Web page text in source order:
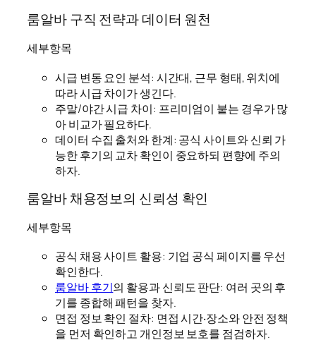
룸알바 구직 전략과 데이터 원천
세부항목
시급 변동 요인 분석: 시간대, 근무 형태, 위치에
따라 시급 차이가 생긴다.
주말/야간 시급 차이: 프리미엄이 붙는 경우가 많
아 비교가 필요하다.
데이터 수집 출처와 한계: 공식 사이트와 신뢰 가
능한 후기의 교차 확인이 중요하되 편향에 주의
하자.
룸알바 채용정보의 신뢰성 확인
세부항목
공식 채용 사이트 활용: 기업 공식 페이지를 우선
확인한다.
룸알바 후기의 활용과 신뢰도 판단: 여러 곳의 후
기를 종합해 패턴을 찾자.
면접 정보 확인 절차: 면접 시간‧장소와 안전 정책
을 먼저 확인하고 개인정보 보호를 점검하자.